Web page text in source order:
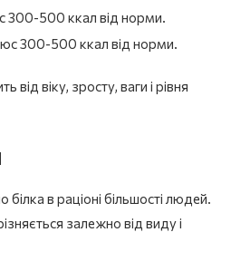
300-500 ккал від норми.
300-500 ккал від норми.
віку, зросту, ваги і рівня
в раціоні більшості людей.
залежно від виду і